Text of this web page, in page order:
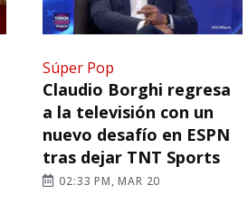
Súper Pop
Claudio Borghi regresa
a la televisión con un
nuevo desafío en ESPN
tras dejar TNT Sports
02:33 PM, MAR 20